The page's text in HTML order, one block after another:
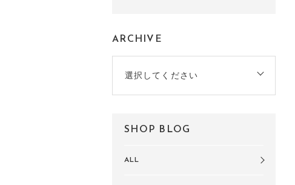
ARCHIVE
選択してください
SHOP BLOG
ALL